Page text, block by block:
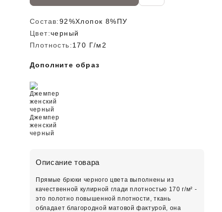
Состав:92%Хлопок 8%ПУ
Цвет:черный
Плотность:170 Г/м2
Дополните образ
Джемпер
женский
черный
Описание товара
Прямые брюки черного цвета выполнены из
качественной кулирной глади плотностью 170 г/м² -
это полотно повышенной плотности, ткань
обладает благородной матовой фактурой, она